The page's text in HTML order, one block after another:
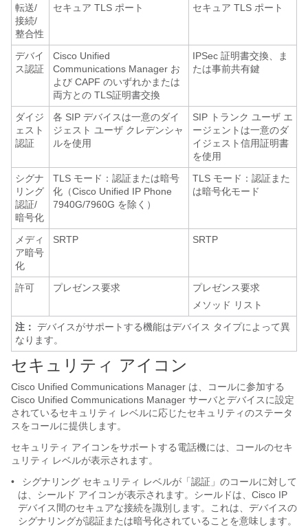
転送/
接続/
整合性
セキュア TLS ポート セキュア TLS ポート
デバイ
ス認証
Cisco Unified
Communications Manager お
よび CAPF のいずれかまたは
両方との TLS証明書交換
IPSec 証明書交換、ま
たは事前共有鍵
ダイジ
ェスト
認証
各 SIP デバイスは一意のダイ
ジェスト ユーザ クレデンシャ
ルを使用
SIP トランク ユーザ エ
ージェントは一意のダ
イジェスト信用証明書
を使用
シグナ
リング
認証/
暗号化
TLS モード：認証または暗号
化（Cisco Unified IP Phone
7940G/7960G を除く）
TLS モード：認証また
は暗号化モード
メディ
ア暗号
化
SRTP SRTP
許可 プレゼンス要求
プレゼンス要求
メソッド リスト
注： デバイスがサポートする機能はデバイス タイプによって異
なります。
セキュリティ アイコン
Cisco Unified Communications Manager は、コールに参加する
Cisco Unified Communications Manager サーバとデバイスに設定
されているセキュリティ レベルに応じたセキュリティのステータ
スをコールに提供します。
セキュリティ アイコンをサポートする電話機には、コールのセキ
ュリティ レベルが表示されます。
•
シグナリング セキュリティ レベルが「認証」のコールに対して
は、シールド アイコンが表示されます。シールドは、Cisco IP
デバイス間のセキュアな接続を識別します。これは、デバイスの
シグナリングが認証または暗号化されていることを意味します。